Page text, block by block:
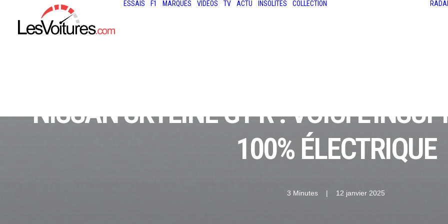
ESSAIS F1 MARQUES VIDÉOS TV ACTU INSOLITES COLLECTION
NISSAN SKYLINE GT-R : VOICI
100% ÉLECTRIQUE
3 Minutes | 12 janvier 2025